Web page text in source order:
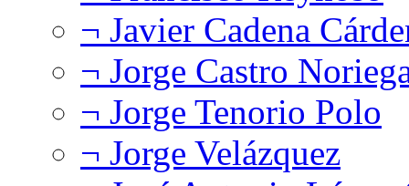
¬ Javier Cadena
¬ Jorge Castro
¬ Jorge Tenorio Polo
¬ Jorge Velázquez